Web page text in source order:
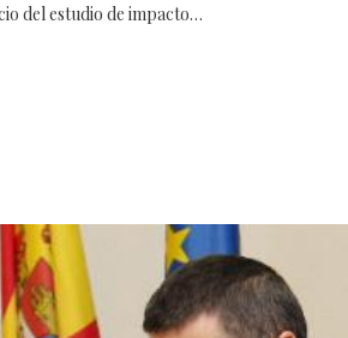
del estudio de impacto…